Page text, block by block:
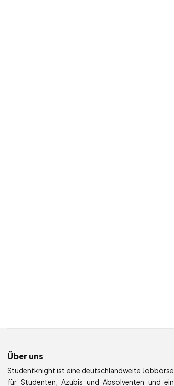
Über uns
Studentknight ist eine deutschlandweite Jobbörse
für Studenten, Azubis und Absolventen und ein